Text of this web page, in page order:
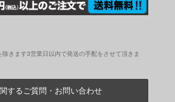
除きます3営業日以内で発送の手配をさせて頂きま
するご質問・お問い合わせ